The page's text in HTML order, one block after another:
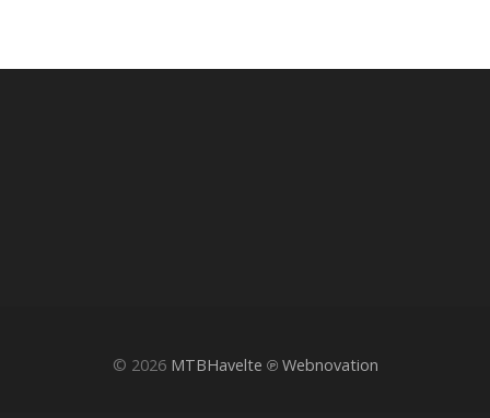
© 2026 MTBHavelte ℗ Webnovation